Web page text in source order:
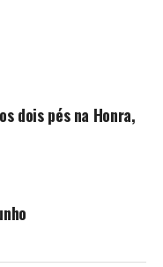
dois pés na Honra,